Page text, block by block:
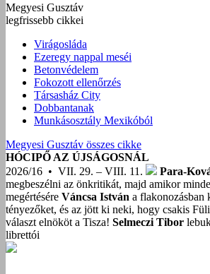
Megyesi Gusztáv
legfrissebb cikkei
Virágosláda
Ezeregy nappal meséi
Betonvédelem
Fokozott ellenőrzés
Társasház City
Dobbantanak
Munkásosztály Mexikóból
Megyesi Gusztáv összes cikke
HÓCIPŐ AZ ÚJSÁGOSNÁL
2026/16 • VII. 29. – VIII. 11.
Para-
megbeszélni az önkritikát, majd amikor
megértésére Váncsa István a flakonozásban
tényezőket, és az jött ki neki, hogy csakis
választ elnököt a Tisza! Selmeczi Tibor
librettói